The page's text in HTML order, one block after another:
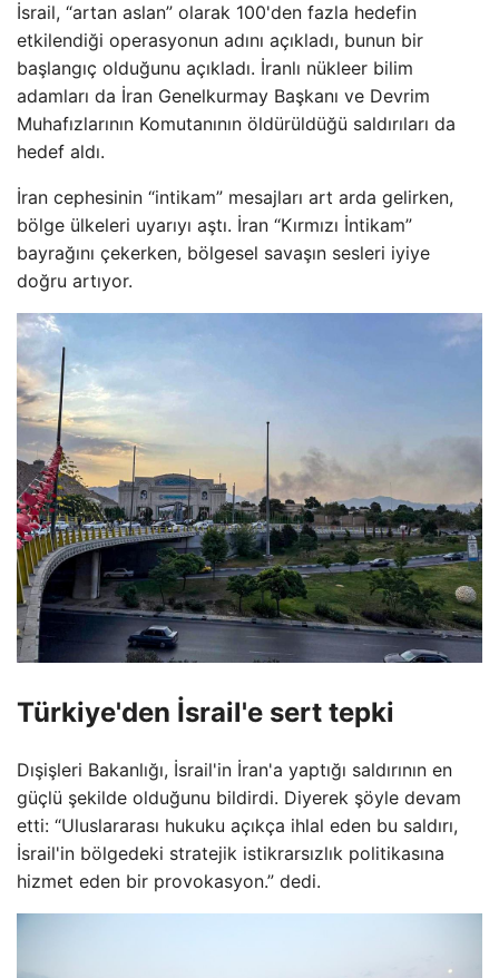
İsrail, “artan aslan” olarak 100'den fazla hedefin
etkilendiği operasyonun adını açıkladı, bunun bir
başlangıç ​​olduğunu açıkladı. İranlı nükleer bilim
adamları da İran Genelkurmay Başkanı ve Devrim
Muhafızlarının Komutanının öldürüldüğü saldırıları da
hedef aldı.
İran cephesinin “intikam” mesajları art arda gelirken,
bölge ülkeleri uyarıyı aştı. İran “Kırmızı İntikam”
bayrağını çekerken, bölgesel savaşın sesleri iyiye
doğru artıyor.
Türkiye'den İsrail'e sert tepki
Dışişleri Bakanlığı, İsrail'in İran'a yaptığı saldırının en
güçlü şekilde olduğunu bildirdi. Diyerek şöyle devam
etti: “Uluslararası hukuku açıkça ihlal eden bu saldırı,
İsrail'in bölgedeki stratejik istikrarsızlık politikasına
hizmet eden bir provokasyon.” dedi.